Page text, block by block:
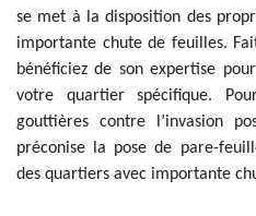
se met à la disposition des
importante chute de feuilles.
bénéficiez de son expertise
votre quartier spécifique.
gouttières contre l’invasion
préconise la pose de pare-
des quartiers avec importante